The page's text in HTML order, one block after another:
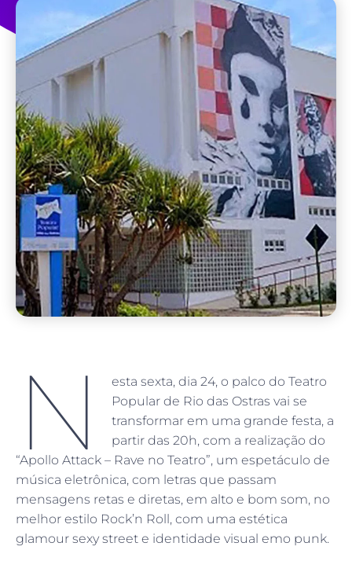
N
esta sexta, dia 24, o palco do Teatro
Popular de Rio das Ostras vai se
transformar em uma grande festa, a
partir das 20h, com a realização do
“Apollo Attack – Rave no Teatro”, um espetáculo de
música eletrônica, com letras que passam
mensagens retas e diretas, em alto e bom som, no
melhor estilo Rock’n Roll, com uma estética
glamour sexy street e identidade visual emo punk.